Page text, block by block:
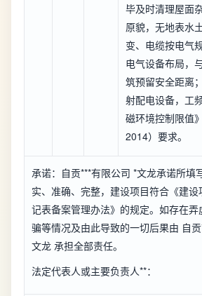
毕及时清理屋面
原貌，无地表水
变、电缆按电气
电气设备布局，
筑预留安全距离
射配电设备，工
磁环境控制限值
2014）要求。
承诺：自贡***有限公司 *文龙承诺所填
实、准确、完整，建设项目符合《建
记表备案管理办法》的规定。如存在
骗等情况及由此导致的一切后果由 自
文龙 承担全部责任。
法定代表人或主要负责人**：